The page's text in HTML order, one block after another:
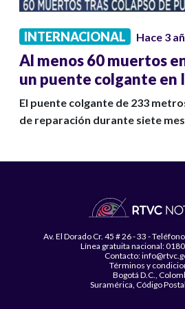
INTERNACIONAL Hace 3
Al menos 60 muertos
un puente colgante en
El puente colgante de 233
de reparación durante siete
Av. El Dorado Cr. 45 # 26 - 33 -
Línea gratuita nacional:
Contacto:
Términos y
Bogotá D.C.,
Suramérica, Código